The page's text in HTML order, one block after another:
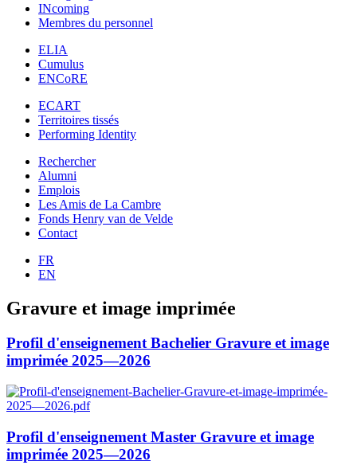
INcoming
Membres du personnel
ELIA
Cumulus
ENCoRE
ECART
Territoires tissés
Performing Identity
Rechercher
Alumni
Emplois
Les Amis de La Cambre
Fonds Henry van de Velde
Contact
FR
EN
Gravure et image imprimée
Profil d'enseignement Bachelier Gravure et image
imprimée 2025—2026
Profil d'enseignement Master Gravure et image
imprimée 2025—2026